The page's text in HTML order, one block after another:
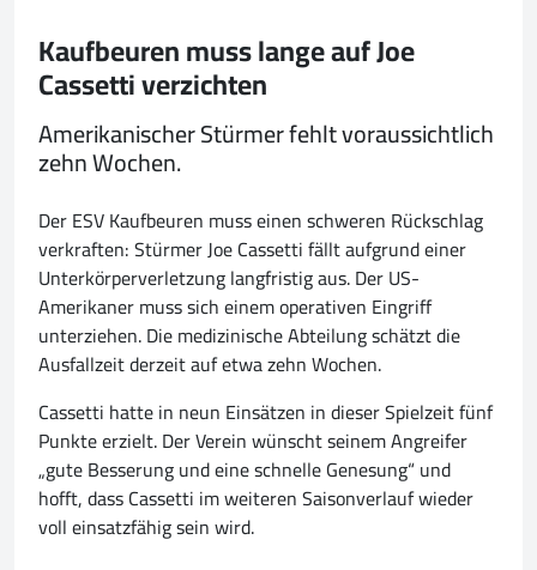
Kaufbeuren muss lange auf Joe
Cassetti verzichten
Amerikanischer Stürmer fehlt voraussichtlich
zehn Wochen.
Der ESV Kaufbeuren muss einen schweren Rückschlag
verkraften: Stürmer Joe Cassetti fällt aufgrund einer
Unterkörperverletzung langfristig aus. Der US-
Amerikaner muss sich einem operativen Eingriff
unterziehen. Die medizinische Abteilung schätzt die
Ausfallzeit derzeit auf etwa zehn Wochen.
Cassetti hatte in neun Einsätzen in dieser Spielzeit fünf
Punkte erzielt. Der Verein wünscht seinem Angreifer
„gute Besserung und eine schnelle Genesung“ und
hofft, dass Cassetti im weiteren Saisonverlauf wieder
voll einsatzfähig sein wird.